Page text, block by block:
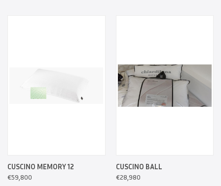
CUSCINO MEMORY 12
€59,800
CUSCINO BALL
€28,980